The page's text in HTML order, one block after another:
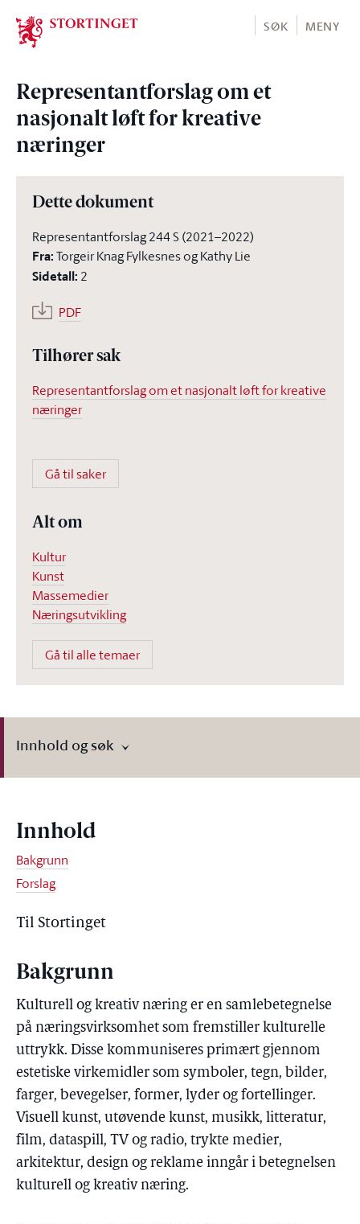
Stortinget.no
SØK MENY
Representantforslag om et
nasjonalt løft for kreative
næringer
Dette dokument
Representantforslag 244 S (2021–2022)
Fra:Torgeir Knag Fylkesnes og Kathy Lie
Sidetall: 2
PDF
Tilhører sak
Representantforslag om et nasjonalt løft for kreative
næringer
Gå til saker
Alt om
Kultur
Kunst
Massemedier
Næringsutvikling
Gå til alle temaer
Innhold og søk
Innhold
Bakgrunn
Forslag
Til Stortinget
Bakgrunn
Kulturell og kreativ næring er en samlebetegnelse
på næringsvirksomhet som fremstiller kulturelle
uttrykk. Disse kommuniseres primært gjennom
estetiske virkemidler som symboler, tegn, bilder,
farger, bevegelser, former, lyder og fortellinger.
Visuell kunst, utøvende kunst, musikk, litteratur,
film, dataspill, TV og radio, trykte medier,
arkitektur, design og reklame inngår i betegnelsen
kulturell og kreativ næring.